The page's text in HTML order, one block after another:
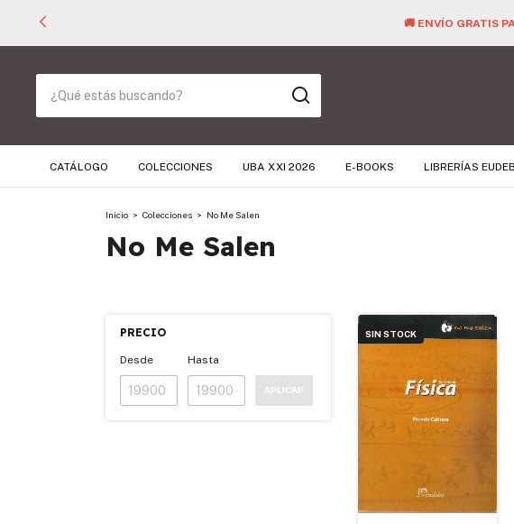
🚚 ENVÍO GRATIS
CATÁLOGO COLECCIONES UBA XXI 2026 E-BOOKS LIBRERÍAS
Inicio > Colecciones > No Me Salen
No Me Salen
PRECIO
Desde Hasta
APLICAR
SIN STOCK